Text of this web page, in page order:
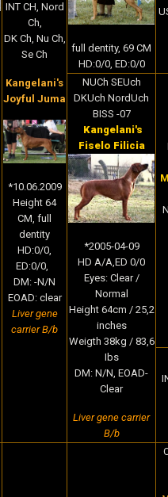
INT CH, Nord
Ch,
DK Ch, Nu Ch,
Se Ch
Kangelani's
Joyful Juma
*10.06.2009
Height 64
CM , full
dentity
HD:0/0,
ED:0/0,
DM: -N/N
EOAD: clear
Liver gene
carrier B/b
full dentity, 69 CM
HD:0/0, ED:0/0
NUCh SEUch
DKUch NordUch
BISS -07
Kangelani's
Fiselo Filicia
*2005-04-09
HD A/A,ED 0/0
Eyes: Clear /
Normal
Height 64cm / 25,2
inches
Weigth 38kg / 83,6
Ibs
DM: N/N, EOAD-
Clear
Liver gene carrier
B/b